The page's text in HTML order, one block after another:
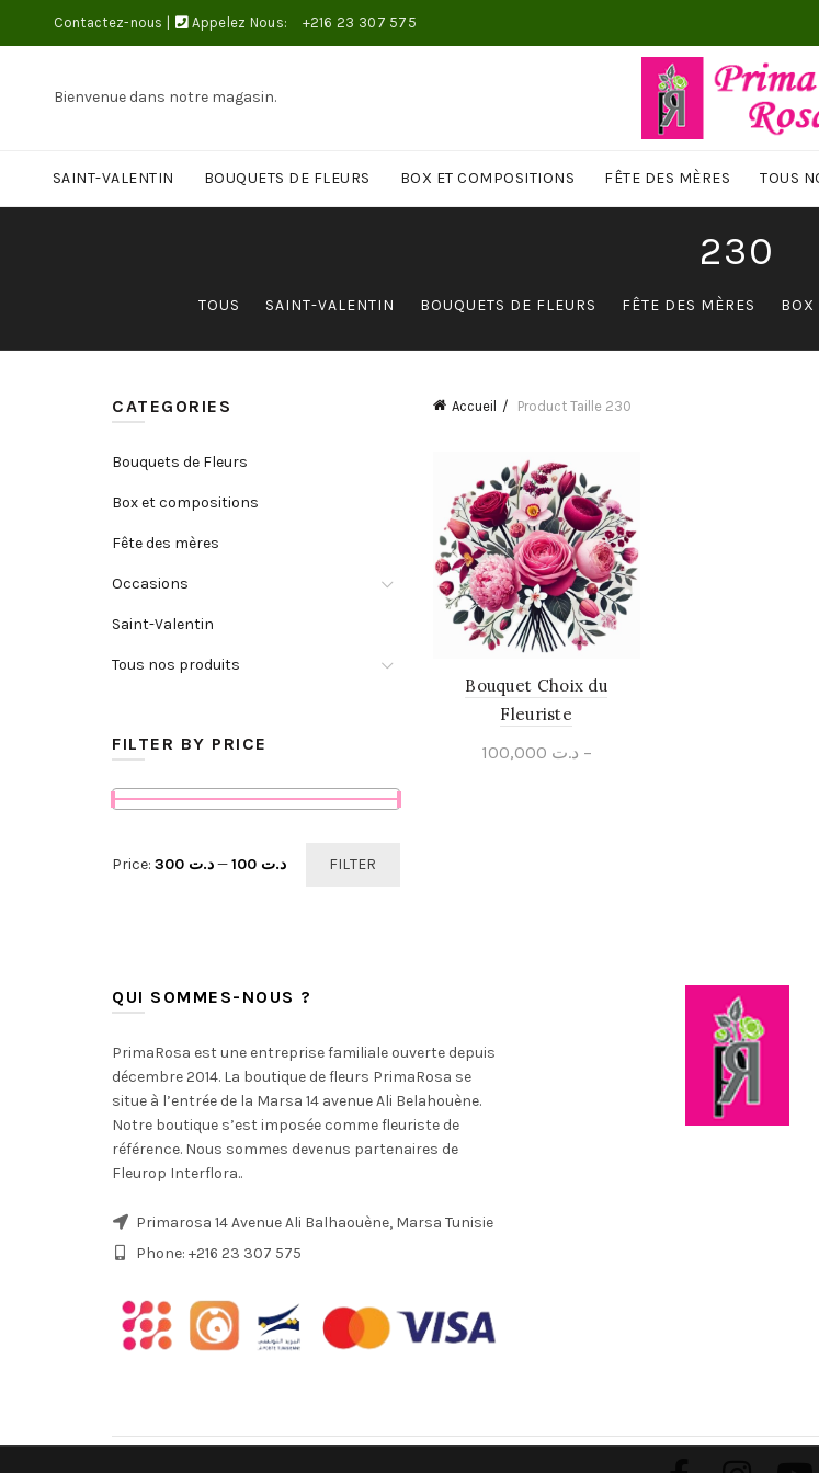
Contactez-nous Appelez Nous: +216 23 307 575
Bienvenue dans notre magasin.
SAINT-VALENTIN BOUQUETS DE FLEURS BOX ET COMPOSITIONS FÊTE DES MÈRES TOUS
230
TOUS SAINT-VALENTIN BOUQUETS DE FLEURS FÊTE DES MÈRES BOX
Accueil Product Taille 230
Bouquet Choix du
Fleuriste
د.ت –
CATEGORIES
Bouquets de Fleurs
Box et compositions
Fête des mères
Occasions
Saint-Valentin
Tous nos produits
FILTER BY PRICE
Min
Max
FILTER
Price: د.ت 100 —د.ت 300
QUI SOMMES-NOUS ?
PrimaRosa est une entreprise familiale ouverte depuis
décembre 2014. La boutique de fleurs PrimaRosa se
situe à l’entrée de la Marsa 14 avenue Ali Belahouène.
Notre boutique s’est imposée comme fleuriste de
référence. Nous sommes devenus partenaires de
Fleurop Interflora..
Primarosa 14 Avenue Ali Balhaouène, Marsa Tunisie
Phone: +216 23 307 575